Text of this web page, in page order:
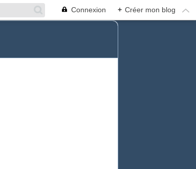
Connexion + Créer mon blog